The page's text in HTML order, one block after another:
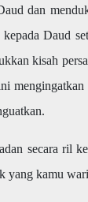
dan
Daud
kisah
secara ril
yang kamu